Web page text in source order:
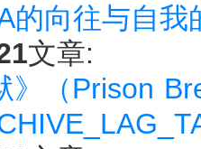
的向往与自我
文章:
》（Prison